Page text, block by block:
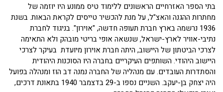
בתי הספר האזרחיים הראשונים ללימוד טיס ממונע היו יוזמה של
מחתרות ההגנה והאצ"ל, על מנת להכשיר טייסים לקראת הבאות. בשנת
1936 נרשמה בארץ חברת תעופה חדשה, "אוירון". בניגוד לחברת
נתיבי-אוויר לארץ-ישראל, שנשאה אופי בריטי מובהק ולא התאימה
לצרכי הביטתון של היישוב, היתה חברת אוירון מיועדת בעיקר לצרכי
היישוב היהודי. השותפים העיקריים בחברה היו הסוכנות היהודית
והסתדרות העובדים. עם מנהליה של החברה נמנה דב הוז ומנהלה בפועל
היה יצחק בן-יעקב. השניים נספו ב-29 בדצמבר 1940 בתאונת דרכים,